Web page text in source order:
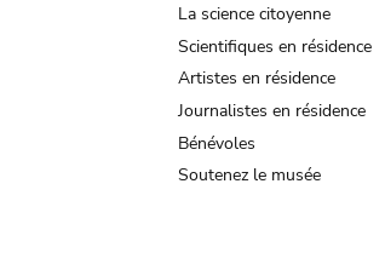
La science citoyenne
Scientifiques en résidence
Artistes en résidence
Journalistes en résidence
Bénévoles
Soutenez le musée